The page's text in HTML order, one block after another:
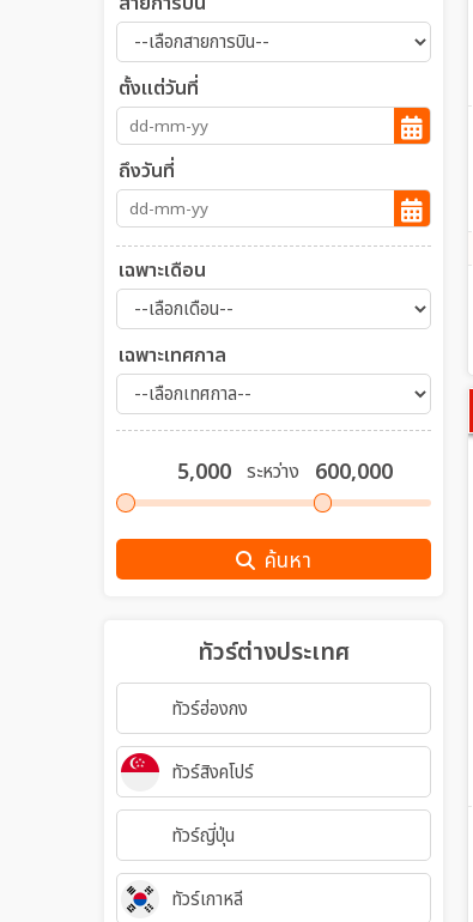
ตั้งแต่วันที่
ถึงวันที่
เฉพาะเดือน
เฉพาะเทศกาล
ระหว่าง
ค้นหา
ทัวร์ต่างประเทศ
ทัวร์ฮ่องกง
ทัวร์สิงคโปร์
ทัวร์ญี่ปุ่น
ทัวร์เกาหลี